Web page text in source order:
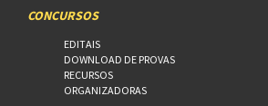
CONCURSOS
EDITAIS
DOWNLOAD DE PROVAS
RECURSOS
ORGANIZADORAS